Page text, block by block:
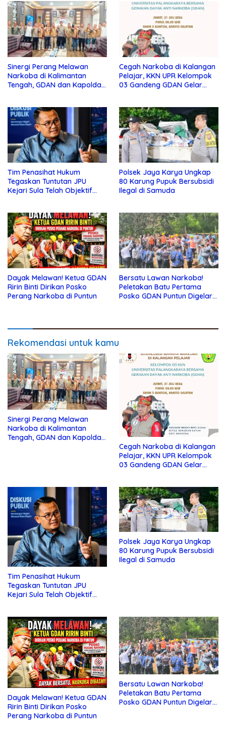
Sinergi Perang Melawan
Narkoba di Kalimantan
Tengah, GDAN dan Kapolda
Cegah Narkoba di Kalangan
Pelajar, KKN UPR Kelompok
03 Gandeng GDAN Gelar
Tim Penasihat Hukum
Tegaskan Tuntutan JPU
Kejari Sula Telah Objektif
Polsek Jaya Karya Ungkap
80 Karung Pupuk Bersubsidi
Ilegal di Samuda
Dayak Melawan! Ketua GDAN
Ririn Binti Dirikan Posko
Perang Narkoba di Puntun
Bersatu Lawan Narkoba!
Peletakan Batu Pertama
Posko GDAN Puntun Digelar 1
Rekomendasi untuk kamu
Sinergi Perang Melawan
Narkoba di Kalimantan
Tengah, GDAN dan Kapolda
Cegah Narkoba di Kalangan
Pelajar, KKN UPR Kelompok
03 Gandeng GDAN Gelar
Tim Penasihat Hukum
Tegaskan Tuntutan JPU
Kejari Sula Telah Objektif
Polsek Jaya Karya Ungkap
80 Karung Pupuk Bersubsidi
Ilegal di Samuda
Dayak Melawan! Ketua GDAN
Ririn Binti Dirikan Posko
Perang Narkoba di Puntun
Bersatu Lawan Narkoba!
Peletakan Batu Pertama
Posko GDAN Puntun Digelar 1